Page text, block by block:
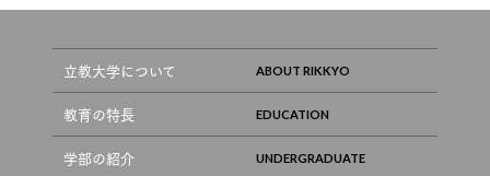
立教大学について
教育の特長
学部の紹介